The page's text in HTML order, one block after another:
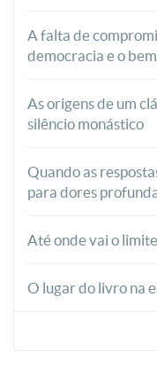
A falta de
democracia e o
As origens de um
silêncio monástico
Quando as
para dores
Até onde vai o
O lugar do livro na